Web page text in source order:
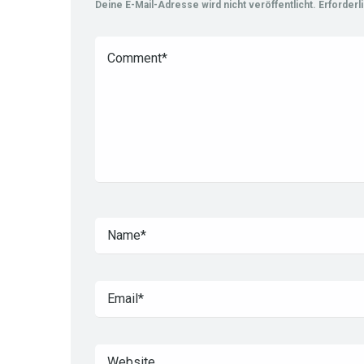
Deine E-Mail-Adresse wird nicht veröffentlicht.